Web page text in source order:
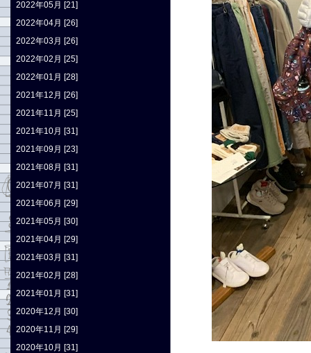
2022年05月 [21]
2022年04月 [26]
2022年03月 [26]
2022年02月 [25]
2022年01月 [28]
2021年12月 [26]
2021年11月 [25]
2021年10月 [31]
2021年09月 [23]
2021年08月 [31]
2021年07月 [31]
2021年06月 [29]
2021年05月 [30]
2021年04月 [29]
2021年03月 [31]
2021年02月 [28]
2021年01月 [31]
2020年12月 [30]
2020年11月 [29]
2020年10月 [31]